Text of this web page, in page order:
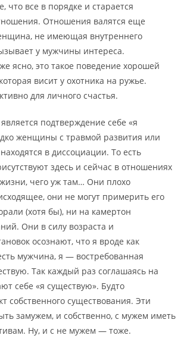
что все в порядке и старается
Отношения валятся еще
не имеющая внутреннего
у мужчины интереса.
ясно, это такое поведение хорошей
висит у охотника на ружье.
для личного счастья.
подтверждение себе «я
женщины с травмой развития или
в диссоциации. То есть
здесь и сейчас в отношениях
чего уж там… Они плохо
они не могут примерить его
(хотя бы), ни на камертон
Они в силу возраста и
осознают, что я вроде как
мужчина, я — востребованная
Так каждый раз соглашаясь на
себе «я существую». Будто
собственного существования. Эти
замужем, и собственно, с мужем иметь
Ну, и с не мужем — тоже.